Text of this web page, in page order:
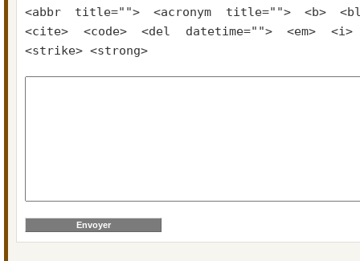
<abbr title=""> <acronym title=""> <b>
<cite> <code> <del datetime=""> <em>
<strike> <strong>